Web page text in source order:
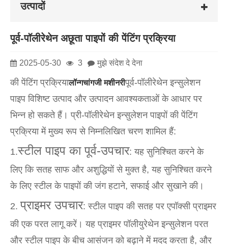
उत्पादों
पूर्व-पॉलीरेथेन अछूता पाइपों की पेंटिंग प्रक्रिया
2025-05-30 3 मुझे संदेश दे देना
की पेंटिंग प्रक्रियालॉन्गचांगजी मशीनरीपूर्व-पॉलीरेथेन इन्सुलेशन
पाइप विशिष्ट उत्पाद और उत्पादन आवश्यकताओं के आधार पर
भिन्न हो सकते हैं। प्री-पॉलीरेथेन इन्सुलेशन पाइपों की पेंटिंग
प्रक्रिया में मुख्य रूप से निम्नलिखित चरण शामिल हैं:
1.स्टील पाइप का पूर्व-उपचार: यह सुनिश्चित करने के
लिए कि सतह साफ और अशुद्धियों से मुक्त है, यह सुनिश्चित करने
के लिए स्टील के पाइपों की जंग हटाने, सफाई और सुखाने की।
2. प्राइमर उपचार: स्टील पाइप की सतह पर एपॉक्सी प्राइमर
की एक परत लागू करें। यह प्राइमर पॉलीयुरेथेन इन्सुलेशन परत
और स्टील पाइप के बीच आसंजन को बढ़ाने में मदद करता है, और